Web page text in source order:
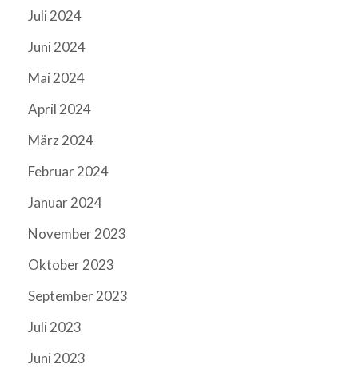
Juli 2024
Juni 2024
Mai 2024
April 2024
März 2024
Februar 2024
Januar 2024
November 2023
Oktober 2023
September 2023
Juli 2023
Juni 2023